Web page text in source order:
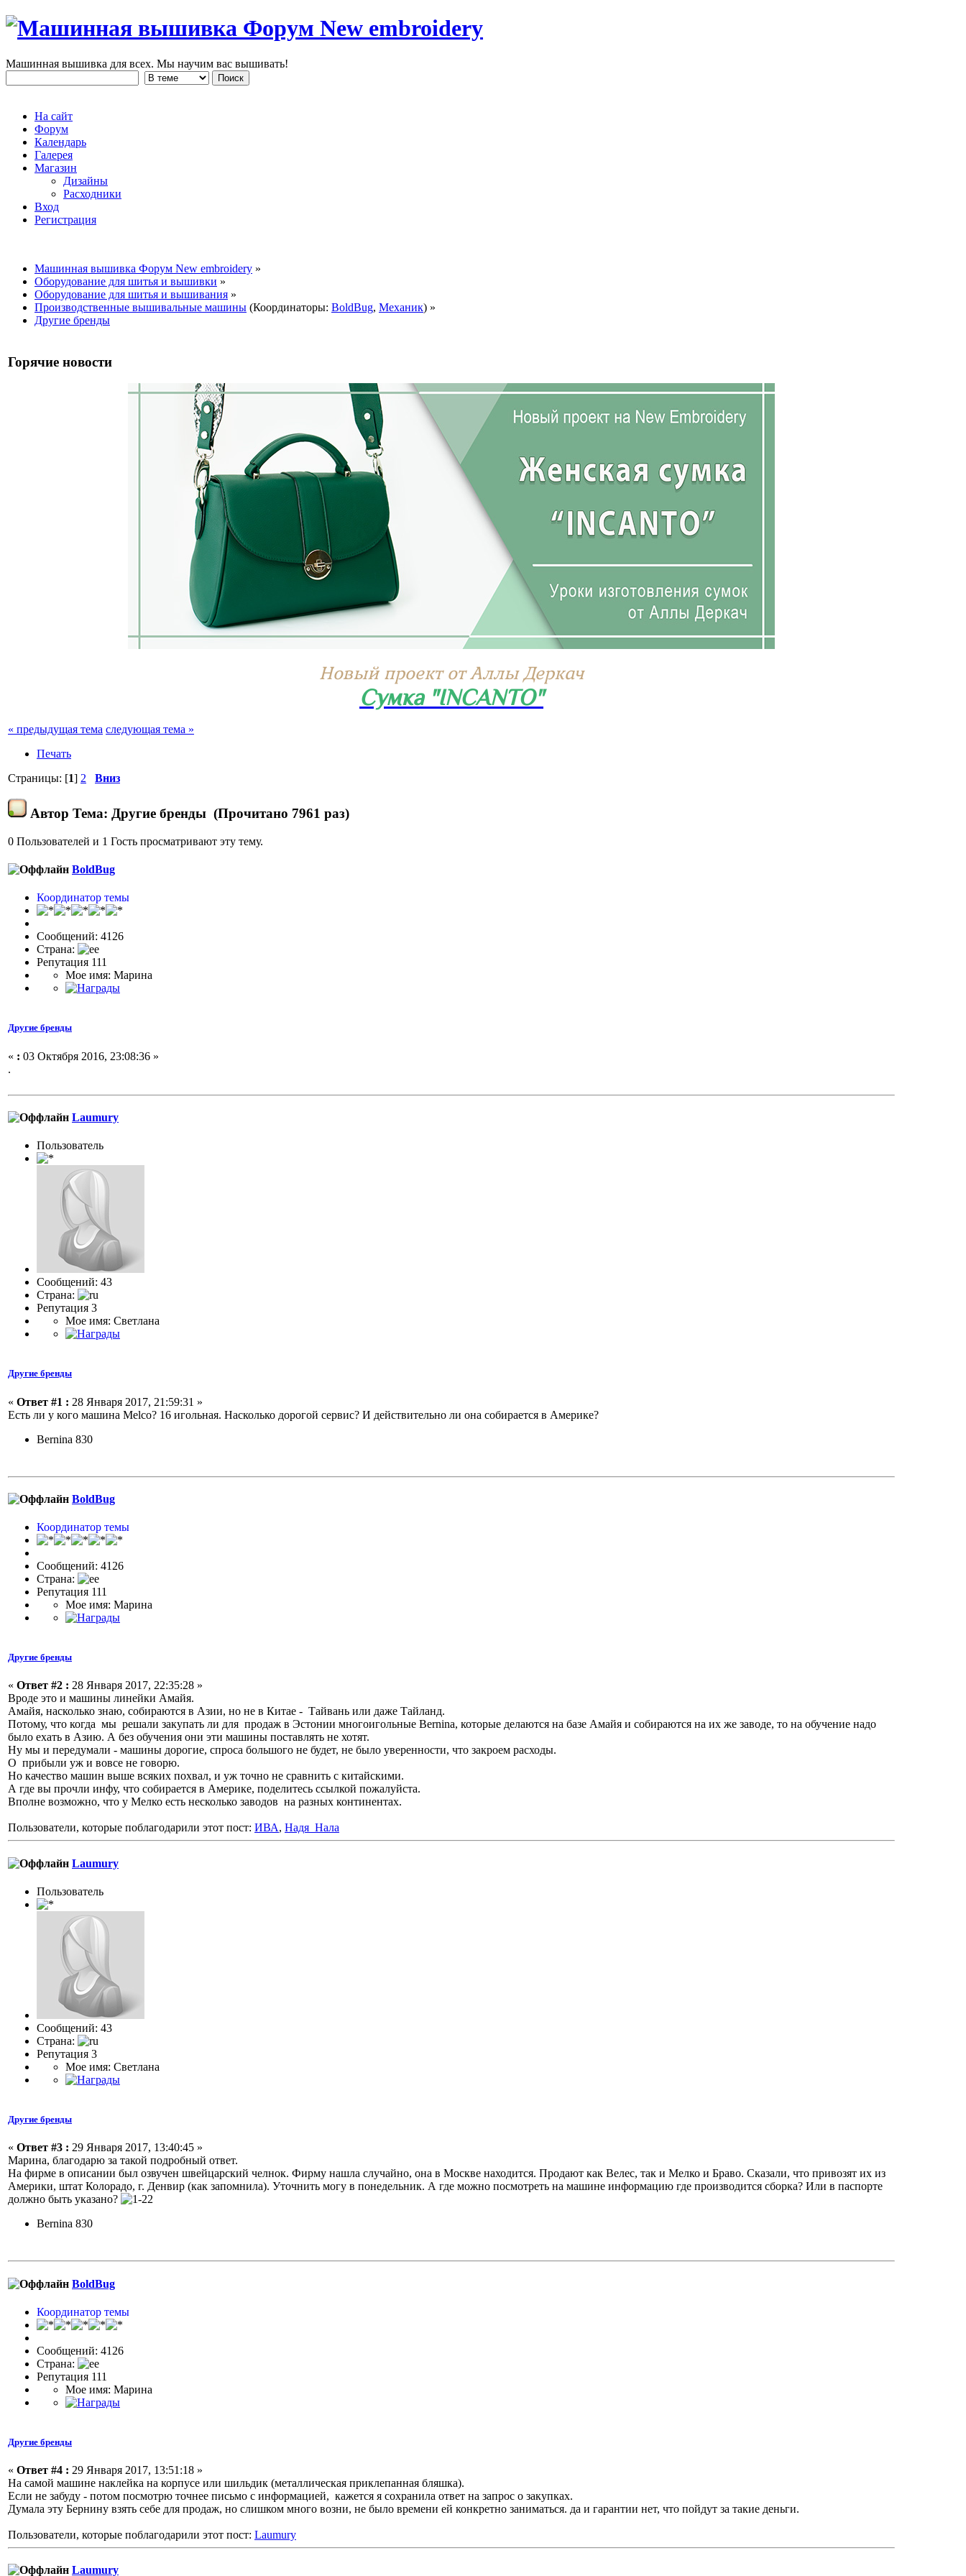
Машинная вышивка для всех. Мы научим вас вышивать!
На сайт
Форум
Календарь
Галерея
Магазин
Дизайны
Расходники
Вход
Регистрация
Машинная вышивка Форум New embroidery »
Оборудование для шитья и вышивки »
Оборудование для шитья и вышивания »
Производственные вышивальные машины (Координаторы: BoldBug, Механик) »
Другие бренды
Горячие новости
Новый проект от Аллы Деркач
Сумка "INCANTO"
« предыдущая тема следующая тема »
Печать
Страницы: [1] 2 Вниз
Автор Тема: Другие бренды (Прочитано 7961 раз)
0 Пользователей и 1 Гость просматривают эту тему.
BoldBug
Координатор темы
Сообщений: 4126
Страна:
Репутация 111
Мое имя: Марина
Другие бренды
« : 03 Октября 2016, 23:08:36 »
.
Laumury
Пользоватeль
Сообщений: 43
Страна:
Репутация 3
Мое имя: Светлана
Другие бренды
« Ответ #1 : 28 Января 2017, 21:59:31 »
Есть ли у кого машина Melco? 16 игольная. Насколько дорогой сервис? И действительно ли она собирается в Америке?
Bernina 830
BoldBug
Координатор темы
Сообщений: 4126
Страна:
Репутация 111
Мое имя: Марина
Другие бренды
« Ответ #2 : 28 Января 2017, 22:35:28 »
Вроде это и машины линейки Амайя.
Амайя, насколько знаю, собираются в Азии, но не в Китае - Тайвань или даже Тайланд.
Потому, что когда мы решали закупать ли для продаж в Эстонии многоигольные Bernina, которые делаются на базе Амайя и собираются на их же заводе, то на обучение надо
было ехать в Азию. А без обучения они эти машины поставлять не хотят.
Ну мы и передумали - машины дорогие, спроса большого не будет, не было уверенности, что закроем расходы.
О прибыли уж и вовсе не говорю.
Но качество машин выше всяких похвал, и уж точно не сравнить с китайскими.
А где вы прочли инфу, что собирается в Америке, поделитесь ссылкой пожалуйста.
Вполне возможно, что у Мелко есть несколько заводов на разных континентах.
Пользователи, которые поблагодарили этот пост: ИВА, Надя_Нала
Laumury
Пользоватeль
Сообщений: 43
Страна:
Репутация 3
Мое имя: Светлана
Другие бренды
« Ответ #3 : 29 Января 2017, 13:40:45 »
Марина, благодарю за такой подробный ответ.
На фирме в описании был озвучен швейцарский челнок. Фирму нашла случайно, она в Москве находится. Продают как Велес, так и Мелко и Браво. Сказали, что привозят их из
Америки, штат Колорадо, г. Денвир (как запомнила). Уточнить могу в понедельник. А где можно посмотреть на машине информацию где производится сборка? Или в паспорте
должно быть указано?
Bernina 830
BoldBug
Координатор темы
Сообщений: 4126
Страна:
Репутация 111
Мое имя: Марина
Другие бренды
« Ответ #4 : 29 Января 2017, 13:51:18 »
На самой машине наклейка на корпусе или шильдик (металлическая приклепанная бляшка).
Если не забуду - потом посмотрю точнее письмо с информацией, кажется я сохранила ответ на запрос о закупках.
Думала эту Бернину взять себе для продаж, но слишком много возни, не было времени ей конкретно заниматься. да и гарантии нет, что пойдут за такие деньги.
Пользователи, которые поблагодарили этот пост: Laumury
Laumury